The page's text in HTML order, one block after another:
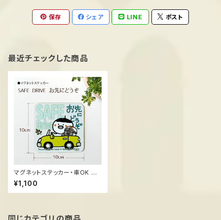
保存 シェア LINE ポスト
最近チェックした商品
マグネットステッカー・車OK ス
スメ隊長 ＊SAFE DREIVE お先
にどうぞ
¥1,100